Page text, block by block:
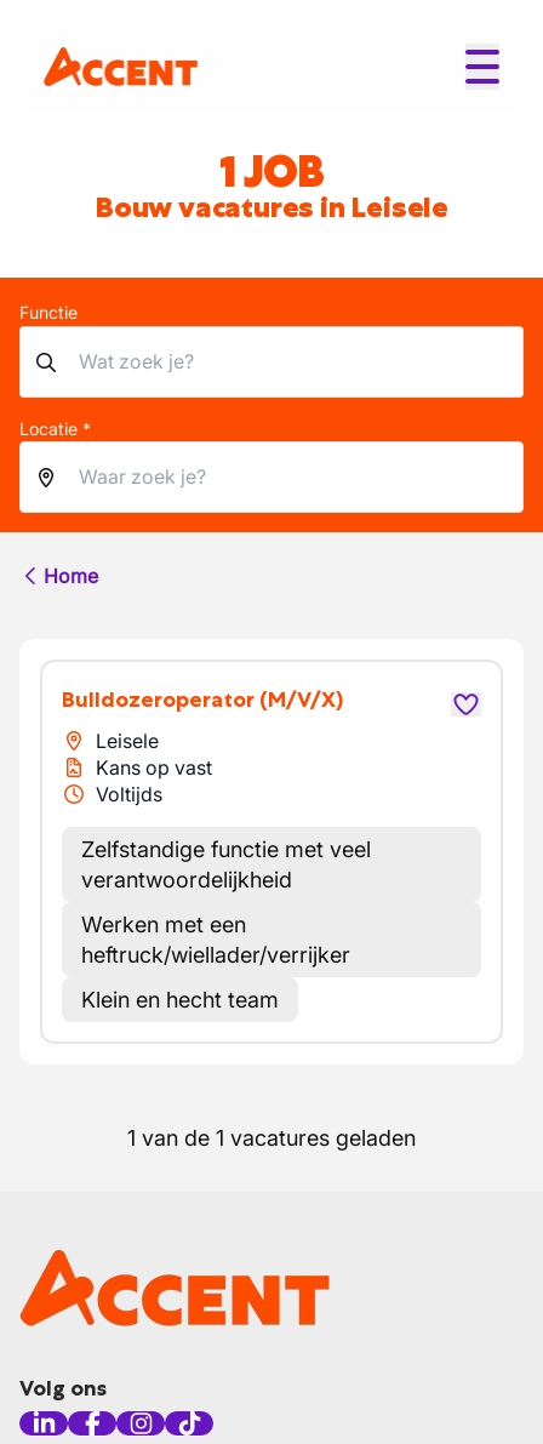
1 JOB
Bouw vacatures in Leisele
Functie
Locatie *
Home
Bulldozeroperator (M/V/X)
Leisele
Kans op vast
Voltijds
Zelfstandige functie met veel
verantwoordelijkheid
Werken met een
heftruck/wiellader/verrijker
Klein en hecht team
1 van de 1 vacatures geladen
Volg ons